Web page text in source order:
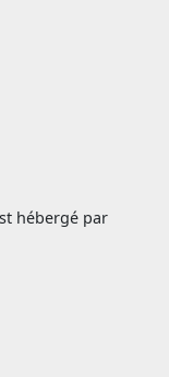
hébergé par